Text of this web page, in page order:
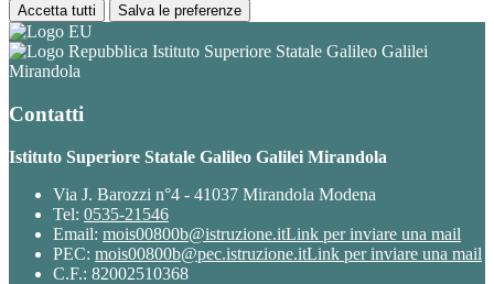
Accetta tutti Salva le preferenze
Istituto Superiore Statale Galileo Galilei
Mirandola
Contatti
Istituto Superiore Statale Galileo Galilei Mirandola
Via J. Barozzi n°4 - 41037 Mirandola Modena
Tel: 0535-21546
Email: mois00800b@istruzione.itLink per inviare una mail
PEC: mois00800b@pec.istruzione.itLink per inviare una mail
C.F.: 82002510368